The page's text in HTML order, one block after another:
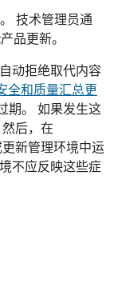
技术管理员通
品更新。
动拒绝取代内容
全和质量汇总更
期。 如果发生这
后，在
新管理环境中运
不应反映这些症